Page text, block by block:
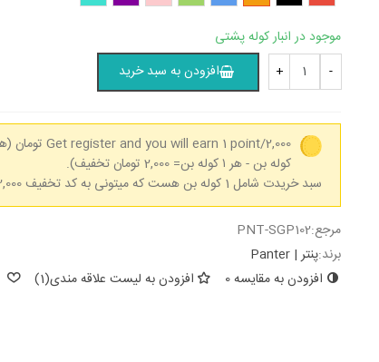
موجود در انبار کوله پشتی
-
+ افزودن به سبد خرید
Get register and you will earn 1 point/2,000 تومان
کوله بن - هر ۱ کوله بن= 2,000 تومان تخفیف).
سبد خریدت شامل 1 کوله بن هست که میتونی به کد تخفیف 2,000 تومان تبدیل کنی.
مرجع:PNT-SGP102
برند:پنتر | Panter
افزودن به مقایسه0 افزودن به لیست علاقه مندی(
1
)